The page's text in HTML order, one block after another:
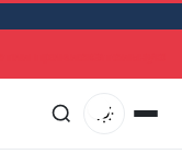
привлекательную